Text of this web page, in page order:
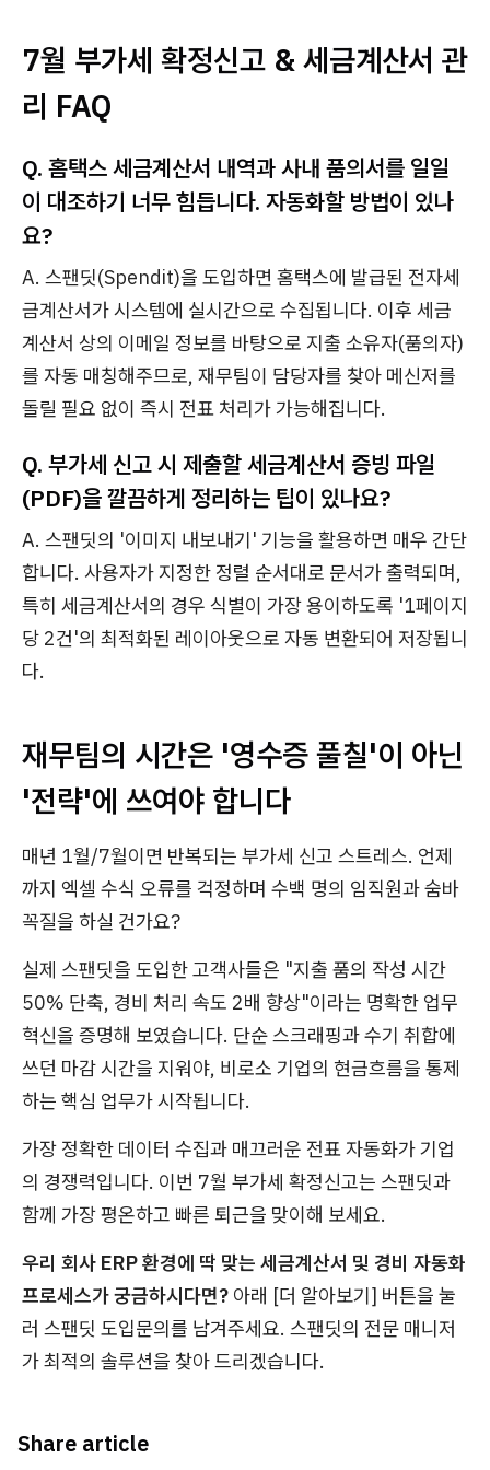
7월 부가세 확정신고 & 세금계산서 관
리 FAQ
Q. 홈택스 세금계산서 내역과 사내 품의서를 일일
이 대조하기 너무 힘듭니다. 자동화할 방법이 있나
요?
A. 스팬딧(Spendit)을 도입하면 홈택스에 발급된 전자세
금계산서가 시스템에 실시간으로 수집됩니다. 이후 세금
계산서 상의 이메일 정보를 바탕으로 지출 소유자(품의자)
를 자동 매칭해주므로, 재무팀이 담당자를 찾아 메신저를
돌릴 필요 없이 즉시 전표 처리가 가능해집니다.
Q. 부가세 신고 시 제출할 세금계산서 증빙 파일
(PDF)을 깔끔하게 정리하는 팁이 있나요?
A. 스팬딧의 '이미지 내보내기' 기능을 활용하면 매우 간단
합니다. 사용자가 지정한 정렬 순서대로 문서가 출력되며,
특히 세금계산서의 경우 식별이 가장 용이하도록 '1페이지
당 2건'의 최적화된 레이아웃으로 자동 변환되어 저장됩니
다.
재무팀의 시간은 '영수증 풀칠'이 아닌
'전략'에 쓰여야 합니다
매년 1월/7월이면 반복되는 부가세 신고 스트레스. 언제
까지 엑셀 수식 오류를 걱정하며 수백 명의 임직원과 숨바
꼭질을 하실 건가요?
실제 스팬딧을 도입한 고객사들은 "지출 품의 작성 시간
50% 단축, 경비 처리 속도 2배 향상"이라는 명확한 업무
혁신을 증명해 보였습니다. 단순 스크래핑과 수기 취합에
쓰던 마감 시간을 지워야, 비로소 기업의 현금흐름을 통제
하는 핵심 업무가 시작됩니다.
가장 정확한 데이터 수집과 매끄러운 전표 자동화가 기업
의 경쟁력입니다. 이번 7월 부가세 확정신고는 스팬딧과
함께 가장 평온하고 빠른 퇴근을 맞이해 보세요.
우리 회사 ERP 환경에 딱 맞는 세금계산서 및 경비 자동화
프로세스가 궁금하시다면? 아래 [더 알아보기] 버튼을 눌
러 스팬딧 도입문의를 남겨주세요. 스팬딧의 전문 매니저
가 최적의 솔루션을 찾아 드리겠습니다.
Share article